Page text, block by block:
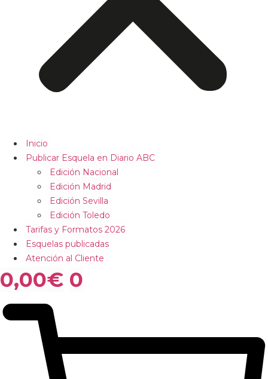
Inicio
Publicar Esquela en Diario ABC
Edición Nacional
Edición Madrid
Edición Sevilla
Edición Toledo
Tarifas y Formatos 2026
Esquelas publicadas
Atención al Cliente
0,00€ 0